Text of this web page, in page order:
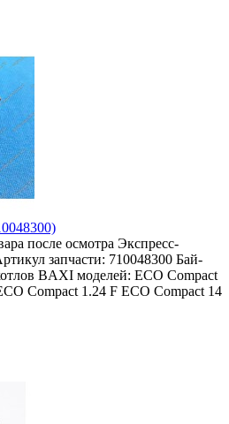
после осмотра Экспресс-
запчасти: 710048300 Бай-
BAXI моделей: ECO Compact
Compact 1.24 F ECO Compact 14